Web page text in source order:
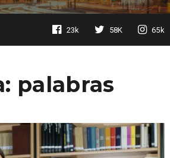
23k 58K 65k
palabras